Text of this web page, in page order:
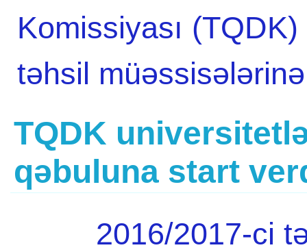
Komissiyası
təhsil
TQDK
qəbuluna start
2016/2017-ci